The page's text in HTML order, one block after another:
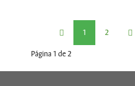
1 2
Página 1 de 2